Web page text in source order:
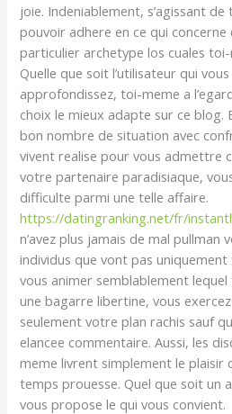
joie. Indeniablement, s’agissant
pouvoir adhere en ce qui
particulier archetype los cuales toi-
Quelle que soit l’utilisateur qui
approfondissez, toi-meme a
choix le mieux adapte sur ce blog.
bon nombre de situation avec
vivent realise pour vous admettre
votre partenaire paradisiaque,
difficulte parmi une telle affaire.
https://datingranking.net/fr/
n’avez plus jamais de mal pullman
individus que vont pas uniquement
vous animer semblablement
une bagarre libertine, vous
seulement votre plan rachis sauf
elancee commentaire. Aussi, les
meme livrent simplement le plaisir
temps prouesse. Quel que soit un
vous propose le qui vous convient.